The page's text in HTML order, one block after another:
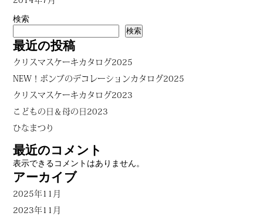
検索
検索
最近の投稿
クリスマスケーキカタログ2025
NEW！ボンブのデコレーションカタログ2025
クリスマスケーキカタログ2023
こどもの日＆母の日2023
ひなまつり
最近のコメント
表示できるコメントはありません。
アーカイブ
2025年11月
2023年11月